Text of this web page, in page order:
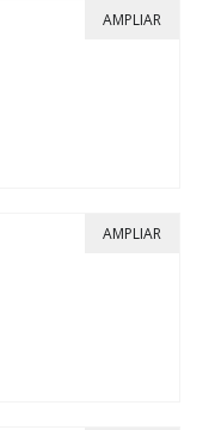
AMPLIAR
AMPLIAR